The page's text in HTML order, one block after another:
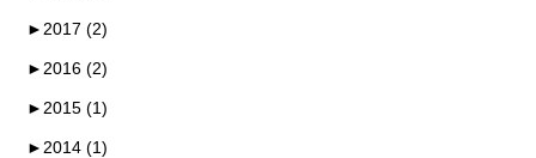
► 2017 (2)
► 2016 (2)
► 2015 (1)
► 2014 (1)